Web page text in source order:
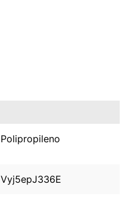
Polipropileno
Vyj5epJ336E